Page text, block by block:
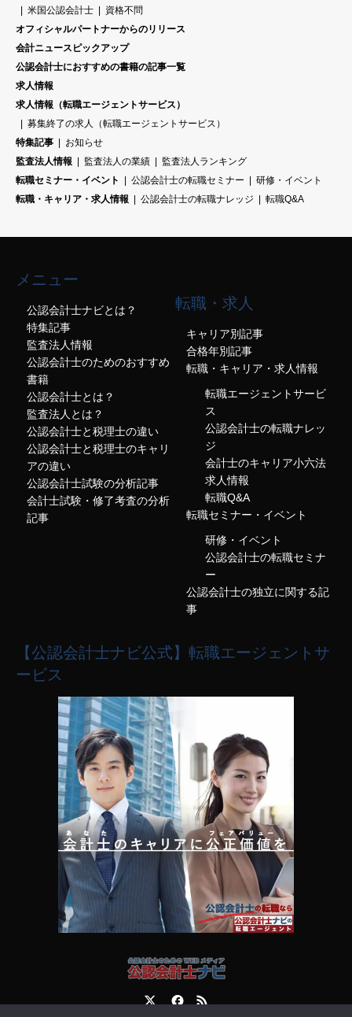
米国公認会計士
資格不問
オフィシャルパートナーからのリリース
会計ニュースピックアップ
公認会計士におすすめの書籍の記事一覧
求人情報
求人情報（転職エージェントサービス）
募集終了の求人（転職エージェントサービス）
特集記事
お知らせ
監査法人情報
監査法人の業績
監査法人ランキング
転職セミナー・イベント
公認会計士の転職セミナー
研修・イベント
転職・キャリア・求人情報
公認会計士の転職ナレッジ 転職Q&A
メニュー
公認会計士ナビとは？
特集記事
監査法人情報
公認会計士のためのおすすめ
書籍
公認会計士とは？
監査法人とは？
公認会計士と税理士の違い
公認会計士と税理士のキャリ
アの違い
公認会計士試験の分析記事
会計士試験・修了考査の分析
記事
転職・求人
キャリア別記事
合格年別記事
転職・キャリア・求人情報
転職エージェントサービ
ス
公認会計士の転職ナレッ
ジ
会計士のキャリア小六法
求人情報
転職Q&A
転職セミナー・イベント
研修・イベント
公認会計士の転職セミナ
ー
公認会計士の独立に関する記
事
【公認会計士ナビ公式】転職エージェントサ
ービス